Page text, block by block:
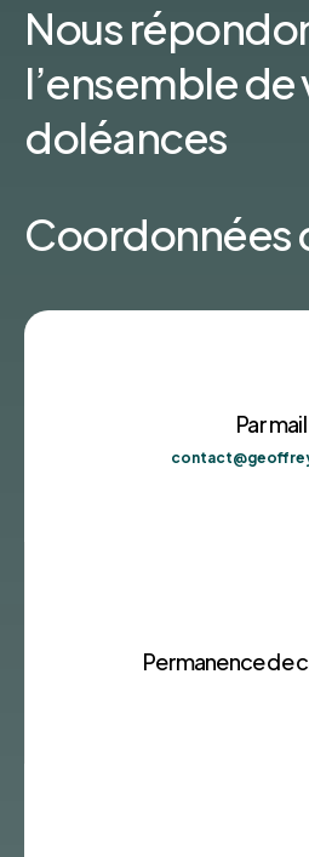
Nous
l’ensemble de
doléances
Coordonnées
Par mail
Permanence de